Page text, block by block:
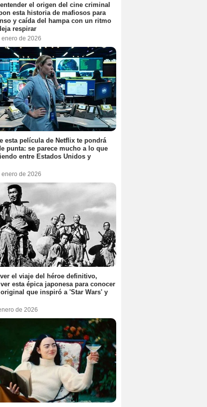
el origen del cine criminal
esta historia de mafiosos para
y caída del hampa con un ritmo
respirar
enero de 2026
esta película de Netflix te pondrá
punta: se parece mucho a lo que
entre Estados Unidos y
enero de 2026
el viaje del héroe definitivo,
esta épica japonesa para conocer
que inspiró a 'Star Wars' y
de 2026